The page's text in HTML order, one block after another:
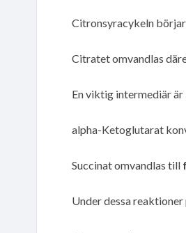
Citronsyracykeln
Citratet omvandlas
En viktig intermediär är
alpha-Ketoglutarat
Succinat omvandlas till
Under dessa